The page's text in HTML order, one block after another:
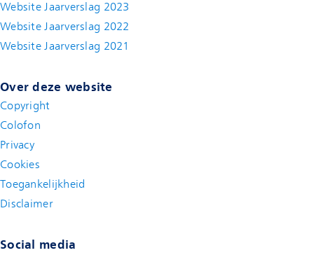
Website Jaarverslag 2023
Website Jaarverslag 2022
Website Jaarverslag 2021
Over deze website
Copyright
Colofon
Privacy
Cookies
Toegankelijkheid
Disclaimer(new window)
Social media